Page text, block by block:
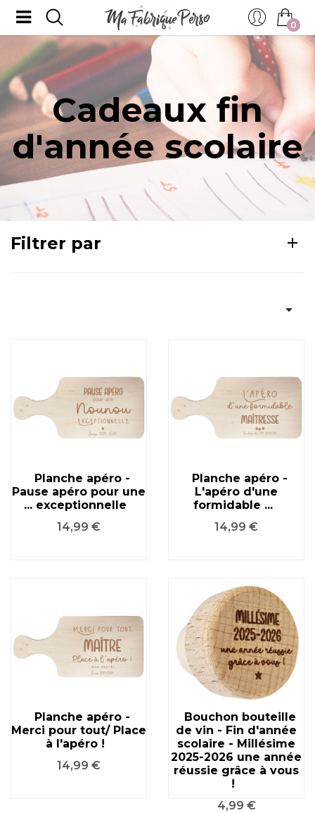
0
Cadeaux fin
d'année scolaire
Filtrer par

Planche apéro -
Pause apéro pour une
... exceptionnelle
Prix
14,99 €
Planche apéro -
L'apéro d'une
formidable ...
Prix
14,99 €
Planche apéro -
Merci pour tout/ Place
à l'apéro !
Prix
14,99 €
Bouchon bouteille
de vin - Fin d'année
scolaire - Millésime
2025-2026 une année
réussie grâce à vous
!
Prix
4,99 €